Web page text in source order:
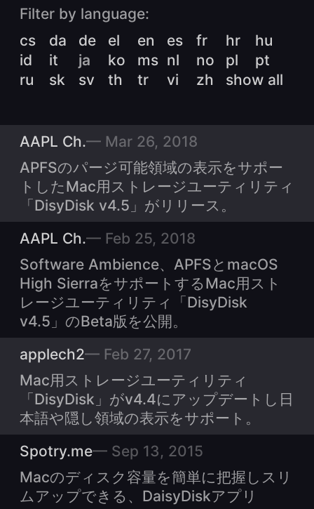
Filter by language:
cs
da de el en es fr hr
hu
id
it ja ko ms nl no pl
pt
ru
sk sv th tr vi zh show all
AAPL Ch.
Mar 26, 2018
APFSのパージ可能領域の表示をサポー
トしたMac用ストレージユーティリティ
「DisyDisk v4.5」がリリース。
AAPL Ch.
Feb 25, 2018
Software Ambience、APFSとmacOS
High SierraをサポートするMac用スト
レージユーティリティ「DisyDisk
v4.5」のBeta版を公開。
applech2
Feb 27, 2017
Mac用ストレージユーティリティ
「DisyDisk」がv4.4にアップデートし日
本語や隠し領域の表示をサポート。
Spotry.me
Sep 13, 2015
Macのディスク容量を簡単に把握しスリ
ムアップできる、DaisyDiskアプリ